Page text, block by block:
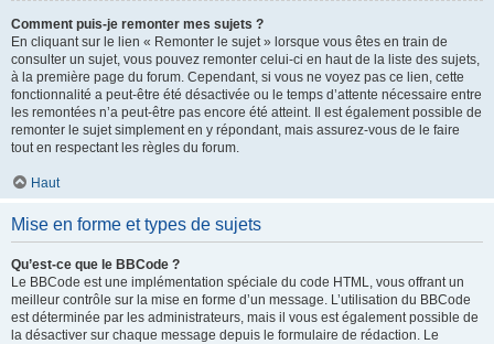
Comment puis-je remonter mes sujets ?
En cliquant sur le lien « Remonter le sujet » lorsque vous êtes en train de
consulter un sujet, vous pouvez remonter celui-ci en haut de la liste des sujets,
à la première page du forum. Cependant, si vous ne voyez pas ce lien, cette
fonctionnalité a peut-être été désactivée ou le temps d’attente nécessaire entre
les remontées n’a peut-être pas encore été atteint. Il est également possible de
remonter le sujet simplement en y répondant, mais assurez-vous de le faire
tout en respectant les règles du forum.
Haut
Mise en forme et types de sujets
Qu’est-ce que le BBCode ?
Le BBCode est une implémentation spéciale du code HTML, vous offrant un
meilleur contrôle sur la mise en forme d’un message. L’utilisation du BBCode
est déterminée par les administrateurs, mais il vous est également possible de
la désactiver sur chaque message depuis le formulaire de rédaction. Le